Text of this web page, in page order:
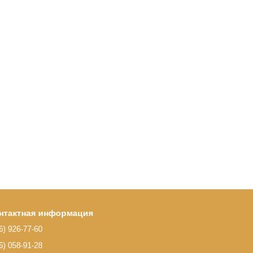
информация
926-77-60
058-91-28